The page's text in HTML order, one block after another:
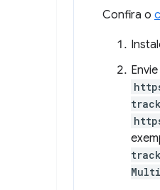
Confira o